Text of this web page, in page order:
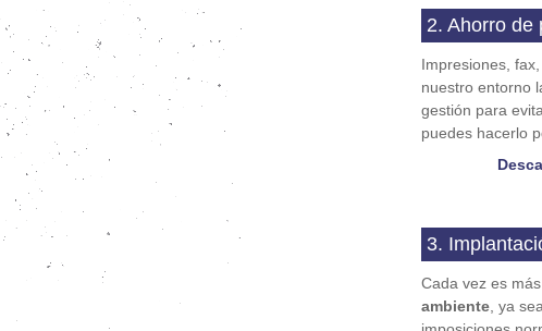
2. Ahorro de
Impresiones, fax,
nuestro entorno
gestión para
puedes hacerlo
3.
Cada vez es
ambiente , ya